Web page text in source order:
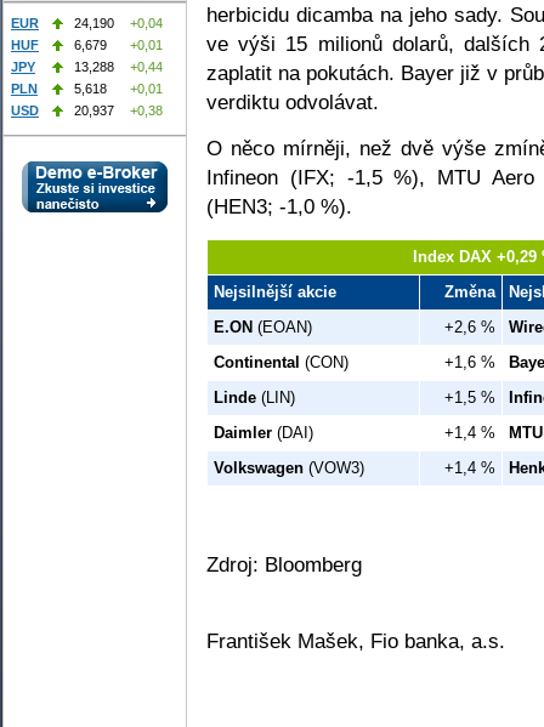
herbicidu dicamba na jeho sady.
ve výši 15 milionů dolarů, dalších
zaplatit na pokutách. Bayer již v
verdiktu odvolávat.
O něco mírněji, než dvě výše
Infineon (IFX; -1,5 %), MTU
(HEN3; -1,0 %).
Index DAX +0,29
Nejsilnější akcie
Změna
E.ON (EOAN) +2,6 %
Continental (CON) +1,6 %
Linde (LIN) +1,5 %
Daimler (DAI) +1,4 %
Volkswagen (VOW3) +1,4 %
Zdroj: Bloomberg
František Mašek, Fio banka, a.s.
EUR 24,190
+0,04
HUF
6,679
+0,01
JPY
13,288
+0,44
PLN
5,618
+0,01
USD
20,937 +0,38